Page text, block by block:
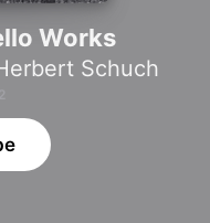
Works
Schuch